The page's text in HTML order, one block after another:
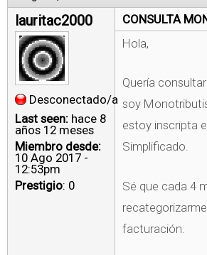
lauritac2000
Desconectado/a
Last seen: hace 8
años 12 meses
Miembro desde:
10 Ago 2017 -
12:53pm
Prestigio: 0
CONSULTA
Hola,
Quería
soy
estoy inscripta
Simplificado.
Sé que cada 4
facturación.